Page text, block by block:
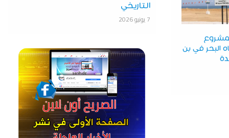
البحر في بن
التاريخي
7 يونيو 2026